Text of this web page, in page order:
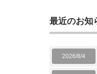
最近のお知
2026/8/4